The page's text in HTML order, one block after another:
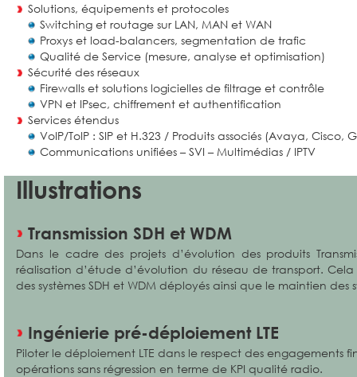
Solutions, équipements et protocoles
Switching et routage sur LAN, MAN et WAN
Proxys et load-balancers, segmentation de trafic
Qualité de Service (mesure, analyse et optimisation)
Sécurité des réseaux
Firewalls et solutions logicielles de filtrage et contrôle
VPN et IPsec, chiffrement et authentification
Services étendus
VoIP/ToIP : SIP et H.323 / Produits associés (Avaya, Cisco,
Communications unifiées – SVI – Multimédias / IPTV
Illustrations
Transmission SDH et WDM
Dans le cadre des projets d’évolution des produits
réalisation d’étude d’évolution du réseau de transport.
des systèmes SDH et WDM déployés ainsi que le maintien
Ingénierie pré-déploiement LTE
Piloter le déploiement LTE dans le respect des engagements
opérations sans régression en terme de KPI qualité radio.